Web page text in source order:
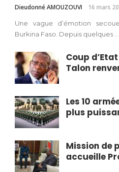
Dieudonné AMOUZOUVI 16 mars
Une vague d’émotion
Burkina Faso. Depuis quelques ...
Coup
Talon
Les 10
plus
Mission de
accueille